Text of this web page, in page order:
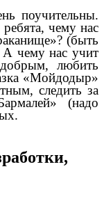
поучительны.
чему нас
(быть
А чему нас учит
любить
«Мойдодыр»
следить за
(надо